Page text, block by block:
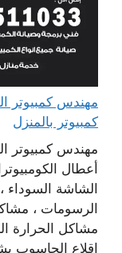
كمبيوتر بالمنزل
مهندس كمبيوتر
أعطال
الشاشة
الرسومات ،
مشاكل الحرارة
اقلاع الحاسوب